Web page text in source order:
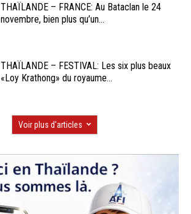
THAÏLANDE – FRANCE: Au Bataclan le 24
novembre, bien plus qu’un...
THAÏLANDE – FESTIVAL: Les six plus beaux
«Loy Krathong» du royaume...
Voir plus d'articles